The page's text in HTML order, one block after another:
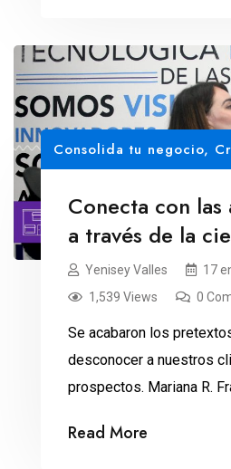
La respuesta es tan
cuestionan porqué
Mexico se molesta en
Consolida tu negocio,
Conecta con las
a través de la
datos
Yenisey Valles
17
1,539 Views
0
Se acabaron los
desconocer a nuestros
prospectos. Mariana R.
de investigación Irrational
Read More